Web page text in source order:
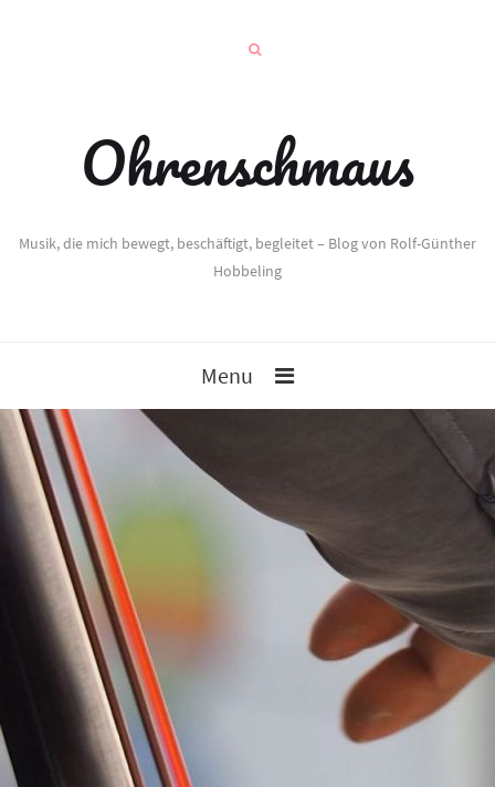
Ohrenschmaus
Musik, die mich bewegt, beschäftigt, begleitet – Blog von Rolf-Günther
Hobbeling
Menu